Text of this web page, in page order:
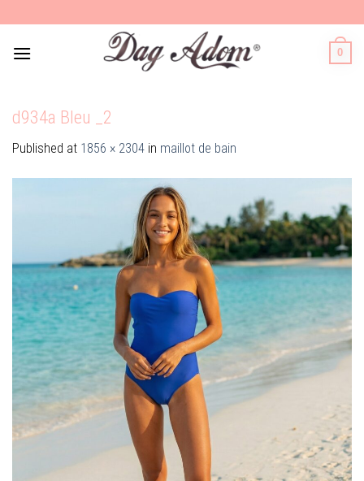
to
content
0
d934a Bleu _2
Published at 1856 × 2304 in maillot de bain